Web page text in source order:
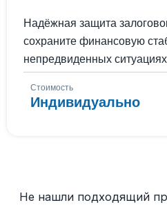
Надёжная защита
сохраните финансовую
непредвиденных
Стоимость
Индивидуально
Не нашли подходящий